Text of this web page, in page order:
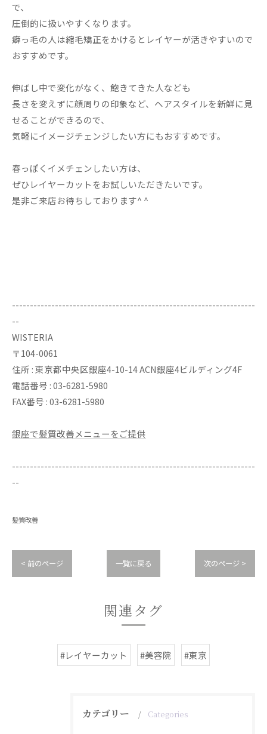
で、
圧倒的に扱いやすくなります。
癖っ毛の人は縮毛矯正をかけるとレイヤーが活きやすいので
おすすめです。
伸ばし中で変化がなく、飽きてきた人なども
長さを変えずに顔周りの印象など、ヘアスタイルを新鮮に見
せることができるので、
気軽にイメージチェンジしたい方にもおすすめです。
春っぽくイメチェンしたい方は、
ぜひレイヤーカットをお試しいただきたいです。
是非ご来店お待ちしております^ ^
--------------------------------------------------------------------
--
WISTERIA
〒104-0061
住所 : 東京都中央区銀座4-10-14 ACN銀座4ビルディング4F
電話番号 : 03-6281-5980
FAX番号 : 03-6281-5980
銀座で髪質改善メニューをご提供
--------------------------------------------------------------------
--
髪質改善
< 前のページ 一覧に戻る 次のページ >
関連タグ
#レイヤーカット #美容院 #東京
カテゴリー Categories